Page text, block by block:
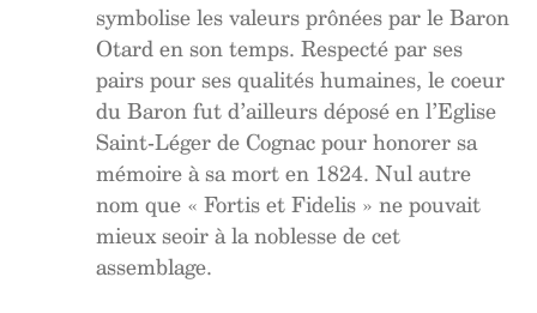
symbolise les valeurs prônées par le Baron
Otard en son temps. Respecté par ses
pairs pour ses qualités humaines, le coeur
du Baron fut d’ailleurs déposé en l’Eglise
Saint-Léger de Cognac pour honorer sa
mémoire à sa mort en 1824. Nul autre
nom que « Fortis et Fidelis » ne pouvait
mieux seoir à la noblesse de cet
assemblage.